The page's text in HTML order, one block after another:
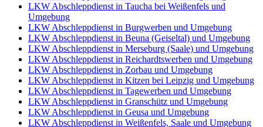
LKW Abschleppdienst in Taucha bei Weißenfels und
Umgebung
LKW Abschleppdienst in Burgwerben und Umgebung
LKW Abschleppdienst in Beuna (Geiseltal) und Umgebung
LKW Abschleppdienst in Merseburg (Saale) und Umgebung
LKW Abschleppdienst in Reichardtswerben und Umgebung
LKW Abschleppdienst in Zorbau und Umgebung
LKW Abschleppdienst in Kitzen bei Leipzig und Umgebung
LKW Abschleppdienst in Tagewerben und Umgebung
LKW Abschleppdienst in Granschütz und Umgebung
LKW Abschleppdienst in Geusa und Umgebung
LKW Abschleppdienst in Weißenfels, Saale und Umgebung